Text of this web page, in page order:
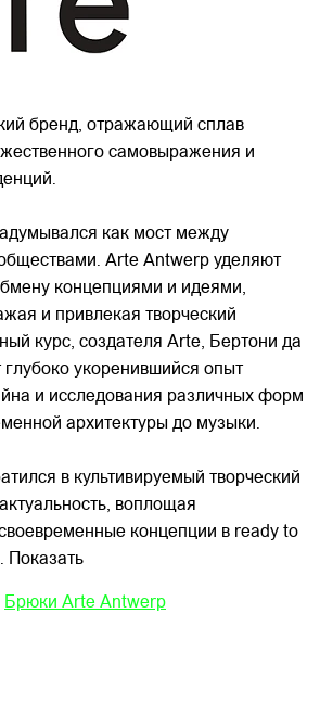
бренд, отражающий сплав
самовыражения и
как мост между
Arte Antwerp уделяют
концепциями и идеями,
и привлекая творческий
курс, создателя Arte, Бертони да
укоренившийся опыт
и исследования различных форм
архитектуры до музыки.
в культивируемый творческий
воплощая
концепции в ready to
Показать
Брюки Arte Antwerp